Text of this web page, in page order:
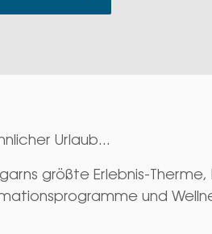
Urlaub...
größte Erlebnis-
und